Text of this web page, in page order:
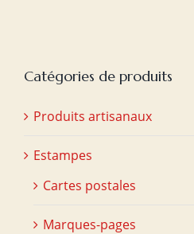
Catégories de produits
Produits artisanaux
Estampes
Cartes postales
Marques-pages